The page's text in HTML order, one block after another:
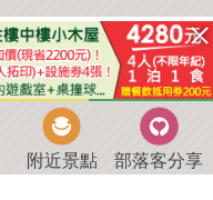
附近景點 部落客分享